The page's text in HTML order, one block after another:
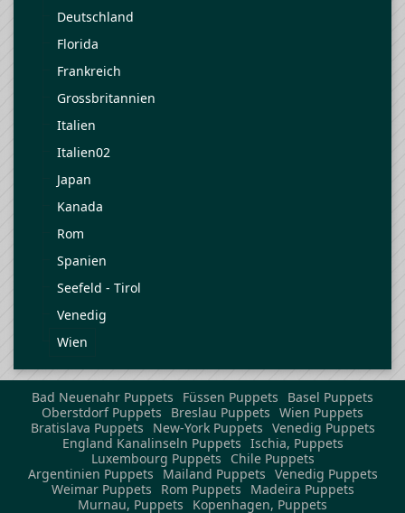
Deutschland
Florida
Frankreich
Grossbritannien
Italien
Italien02
Japan
Kanada
Rom
Spanien
Seefeld - Tirol
Venedig
Wien
Bad Neuenahr Puppets Füssen Puppets
Basel Puppets
Oberstdorf Puppets
Breslau Puppets Wien Puppets
Bratislava Puppets
New-York Puppets Venedig Puppets
England Kanalinseln Puppets Ischia, Puppets
Luxembourg Puppets
Chile Puppets
Argentinien Puppets
Mailand Puppets Venedig Puppets
Weimar Puppets
Rom Puppets
Madeira Puppets
Murnau, Puppets
Kopenhagen, Puppets